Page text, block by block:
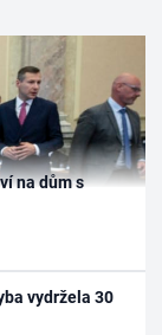
na dům s
vydržela 30